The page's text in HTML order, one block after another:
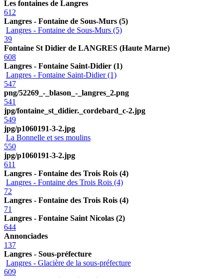
Les fontaines de Langres
612
Langres - Fontaine de Sous-Murs (5)
Langres - Fontaine de Sous-Murs (5)
39
Fontaine St Didier de LANGRES (Haute Marne)
608
Langres - Fontaine Saint-Didier (1)
Langres - Fontaine Saint-Didier (1)
547
png/52269_-_blason_-_langres_2.png
541
jpg/fontaine_st_didier._cordebard_c-2.jpg
549
jpg/p1060191-3-2.jpg
La Bonnelle et ses moulins
550
jpg/p1060191-3-2.jpg
611
Langres - Fontaine des Trois Rois (4)
Langres - Fontaine des Trois Rois (4)
72
Langres - Fontaine des Trois Rois (4)
71
Langres - Fontaine Saint Nicolas (2)
644
Annonciades
137
Langres - Sous-préfecture
Langres - Glacière de la sous-préfecture
609